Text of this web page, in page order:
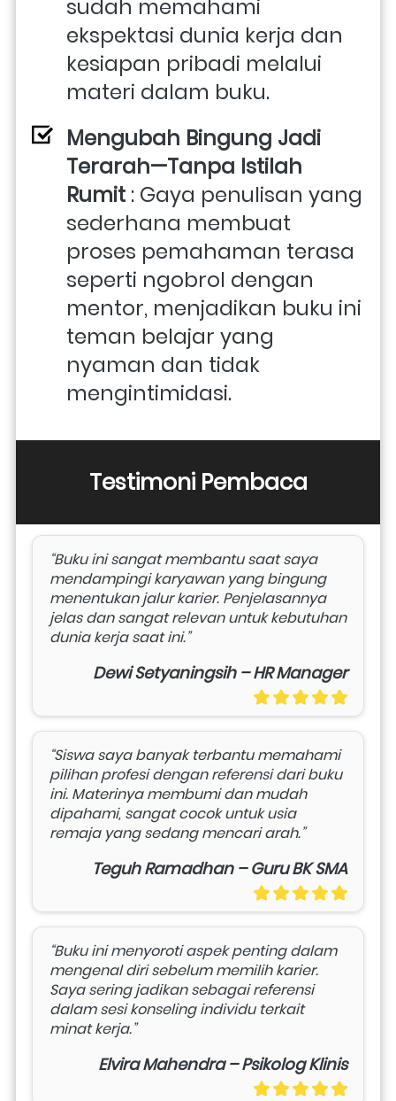
sudah memahami
ekspektasi dunia kerja dan
kesiapan pribadi melalui
materi dalam buku.
Mengubah Bingung Jadi
Terarah—Tanpa Istilah
Rumit : Gaya penulisan yang
sederhana membuat
proses pemahaman terasa
seperti ngobrol dengan
mentor, menjadikan buku ini
teman belajar yang
nyaman dan tidak
mengintimidasi.
Testimoni Pembaca
“Buku ini sangat membantu saat saya
mendampingi karyawan yang bingung
menentukan jalur karier. Penjelasannya
jelas dan sangat relevan untuk kebutuhan
dunia kerja saat ini.”
Dewi Setyaningsih – HR Manager
“Siswa saya banyak terbantu memahami
pilihan profesi dengan referensi dari buku
ini. Materinya membumi dan mudah
dipahami, sangat cocok untuk usia
remaja yang sedang mencari arah.”
Teguh Ramadhan – Guru BK SMA
“Buku ini menyoroti aspek penting dalam
mengenal diri sebelum memilih karier.
Saya sering jadikan sebagai referensi
dalam sesi konseling individu terkait
minat kerja.”
Elvira Mahendra – Psikolog Klinis